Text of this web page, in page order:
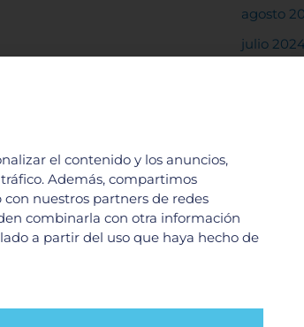
agosto
julio
marzo
febrero
octubre
el contenido y los anuncios,
Además, compartimos
nuestros partners de redes
combinarla con otra información
a partir del uso que haya hecho de